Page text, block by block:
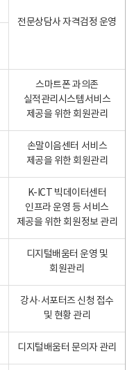
전문상담사 자격검정 운영
스마트폰 과의존
실적관리시스템서비스
제공을 위한 회원관리
손말이음센터 서비스
제공을 위한 회원관리
K-ICT 빅데이터센터
인프라 운영 등 서비스
제공을 위한 회원정보 관리
디지털배움터 운영 및
회원관리
강사·서포터즈 신청 접수
및 현황 관리
디지털배움터 문의자 관리